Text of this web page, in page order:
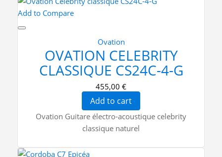
Add to Compare
Ovation
OVATION CELEBRITY
CLASSIQUE CS24C-4-G
455,00 €
Add to cart
Ovation Guitare électro-acoustique celebrity
classique naturel